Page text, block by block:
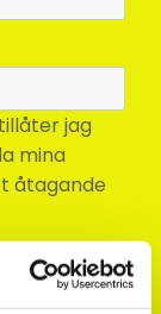
jag
mina
åtagande